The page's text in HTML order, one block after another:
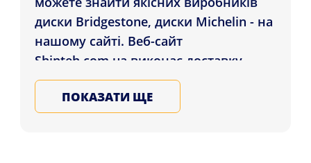
диски Bridgestone, диски Michelin - на
нашому сайті. Веб-сайт
Shinteh.com.ua виконає доставку
Диски Replica FORGED MR2111249
7.5x18 5x112 ET38 DIA66.5 GBMF які
проживають у містах: Київ, Рівне,
ПОКАЗАТИ ЩЕ